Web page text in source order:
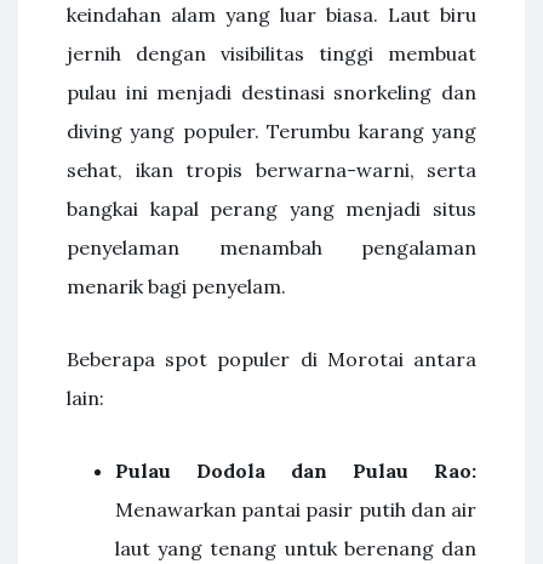
keindahan alam yang luar biasa. Laut biru
jernih dengan visibilitas tinggi membuat
pulau ini menjadi destinasi snorkeling dan
diving yang populer. Terumbu karang yang
sehat, ikan tropis berwarna-warni, serta
bangkai kapal perang yang menjadi situs
penyelaman menambah pengalaman
menarik bagi penyelam.
Beberapa spot populer di Morotai antara
lain:
Pulau Dodola dan Pulau Rao:
Menawarkan pantai pasir putih dan air
laut yang tenang untuk berenang dan